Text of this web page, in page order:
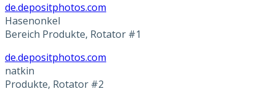
de.depositphotos.com
Hasenonkel
Bereich Produkte, Rotator #1
de.depositphotos.com
natkin
Produkte, Rotator #2